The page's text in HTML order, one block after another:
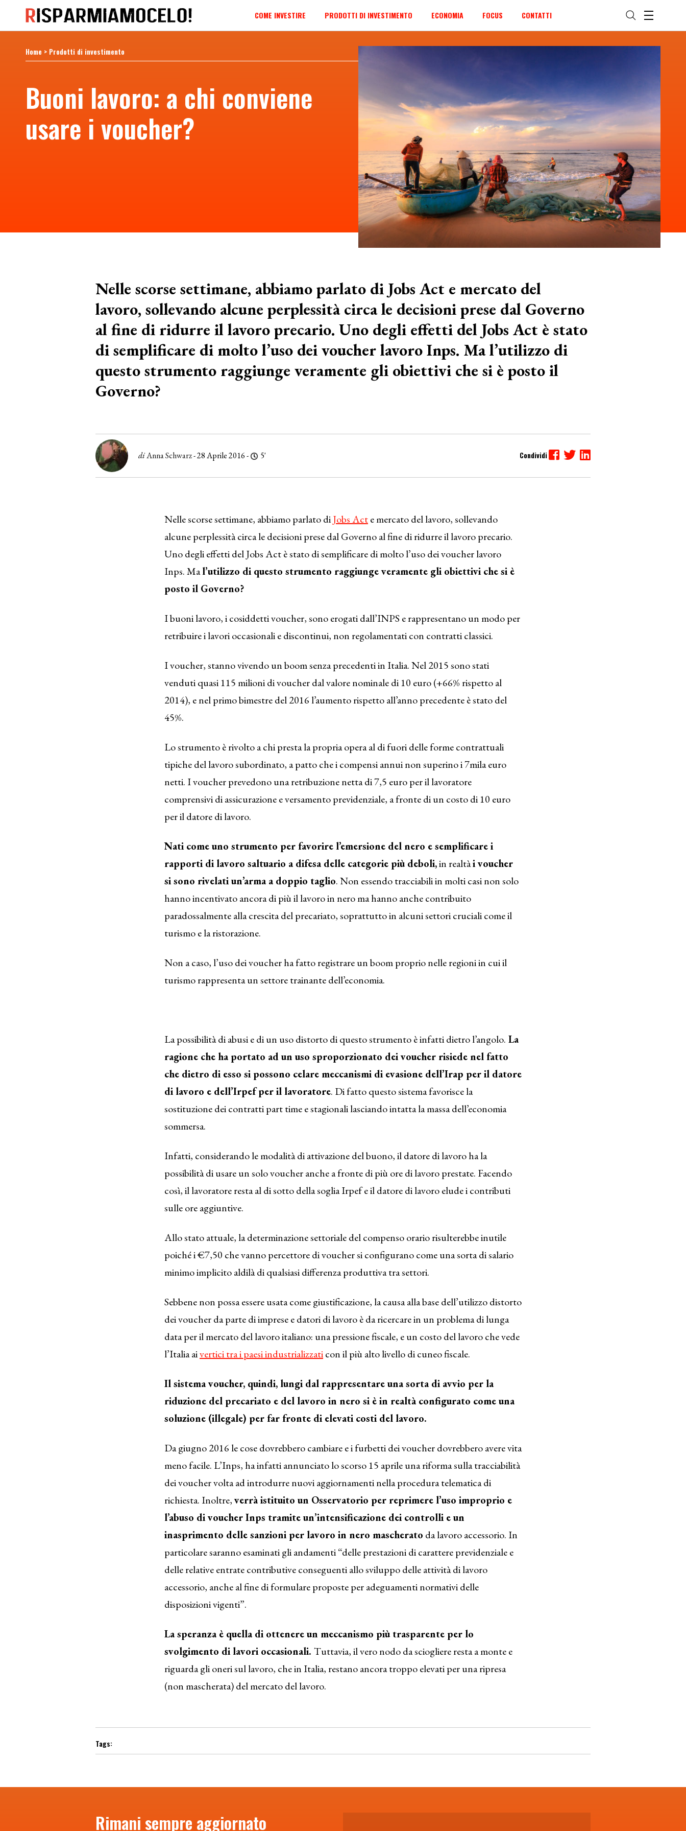
COME INVESTIRE PRODOTTI DI INVESTIMENTO ECONOMIA FOCUS CONTATTI
Home > Prodotti di investimento
Buoni lavoro: a chi conviene
usare i voucher?
Nelle scorse settimane, abbiamo parlato di Jobs Act e mercato del
lavoro, sollevando alcune perplessità circa le decisioni prese dal Governo
al fine di ridurre il lavoro precario. Uno degli effetti del Jobs Act è stato
di semplificare di molto l’uso dei voucher lavoro Inps. Ma l’utilizzo di
questo strumento raggiunge veramente gli obiettivi che si è posto il
Governo?
diAnna Schwarz- 28 Aprile 2016 - 5'
Nelle scorse settimane, abbiamo parlato diJobs Acte mercato del lavoro, sollevando
alcune perplessità circa le decisioni prese dal Governo al fine di ridurre il lavoro precario.
Uno degli effetti del Jobs Act è stato di semplificare di molto l’uso dei voucher lavoro
Inps. Mal’utilizzo di questo strumento raggiunge veramente gli obiettivi che si è
posto il Governo?
I buoni lavoro, i cosiddetti voucher, sono erogati dall’INPS e rappresentano un modo per
retribuire i lavori occasionali e discontinui, non regolamentati con contratti classici.
I voucher, stanno vivendo un boom senza precedenti in Italia. Nel 2015 sono stati
venduti quasi 115 milioni di voucher dal valore nominale di 10 euro (+66% rispetto al
2014), e nel primo bimestre del 2016 l’aumento rispetto all’anno precedente è stato del
45%.
Lo strumento è rivolto a chi presta la propria opera al di fuori delle forme contrattuali
tipiche del lavoro subordinato, a patto che i compensi annui non superino i 7mila euro
netti. I voucher prevedono una retribuzione netta di 7,5 euro per il lavoratore
comprensivi di assicurazione e versamento previdenziale, a fronte di un costo di 10 euro
per il datore di lavoro.
Nati come uno strumento per favorire l’emersione del nero e semplificare i
rapporti di lavoro saltuario a difesa delle categorie più deboli,in realtài voucher
si sono rivelati un’arma a doppio taglio. Non essendo tracciabili in molti casi non solo
hanno incentivato ancora di più il lavoro in nero ma hanno anche contribuito
paradossalmente alla crescita del precariato, soprattutto in alcuni settori cruciali come il
turismo e la ristorazione.
Non a caso, l’uso dei voucher ha fatto registrare un boom proprio nelle regioni in cui il
turismo rappresenta un settore trainante dell’economia.
La possibilità di abusi e di un uso distorto di questo strumento è infatti dietro l’angolo. La
ragione che ha portato ad un uso sproporzionato dei voucher risiede nel fatto
che dietro di esso si possono celare meccanismi di evasione dell’Irap per il datore
di lavoro e dell’Irpef per il lavoratore. Di fatto questo sistema favorisce la
sostituzione dei contratti part time e stagionali lasciando intatta la massa dell’economia
sommersa.
Infatti, considerando le modalità di attivazione del buono, il datore di lavoro ha la
possibilità di usare un solo voucher anche a fronte di più ore di lavoro prestate. Facendo
così, il lavoratore resta al di sotto della soglia Irpef e il datore di lavoro elude i contributi
sulle ore aggiuntive.
Allo stato attuale, la determinazione settoriale del compenso orario risulterebbe inutile
poiché i €7,50 che vanno percettore di voucher si configurano come una sorta di salario
minimo implicito aldilà di qualsiasi differenza produttiva tra settori.
Sebbene non possa essere usata come giustificazione, la causa alla base dell’utilizzo distorto
dei voucher da parte di imprese e datori di lavoro è da ricercare in un problema di lunga
data per il mercato del lavoro italiano: una pressione fiscale, e un costo del lavoro che vede
l’Italia aivertici tra i paesi industrializzaticon il più alto livello di cuneo fiscale.
Il sistema voucher, quindi, lungi dal rappresentare una sorta di avvio per la
riduzione del precariato e del lavoro in nero si è in realtà configurato come una
soluzione (illegale) per far fronte di elevati costi del lavoro.
Da giugno 2016 le cose dovrebbero cambiare e i furbetti dei voucher dovrebbero avere vita
meno facile. L’Inps, ha infatti annunciato lo scorso 15 aprile una riforma sulla tracciabilità
dei voucher volta ad introdurre nuovi aggiornamenti nella procedura telematica di
richiesta. Inoltre,verrà istituito un Osservatorio per reprimere l’uso improprio e
l’abuso di voucher Inps tramite un’intensificazione dei controlli e un
inasprimento delle sanzioni per lavoro in nero mascherato da lavoro accessorio. In
particolare saranno esaminati gli andamenti “delle prestazioni di carattere previdenziale e
delle relative entrate contributive conseguenti allo sviluppo delle attività di lavoro
accessorio, anche al fine di formulare proposte per adeguamenti normativi delle
disposizioni vigenti”.
La speranza è quella di ottenere un meccanismo più trasparente per lo
svolgimento di lavori occasionali. Tuttavia, il vero nodo da sciogliere resta a monte e
riguarda gli oneri sul lavoro, che in Italia, restano ancora troppo elevati per una ripresa
(non mascherata) del mercato del lavoro.
Rimani sempre aggiornato